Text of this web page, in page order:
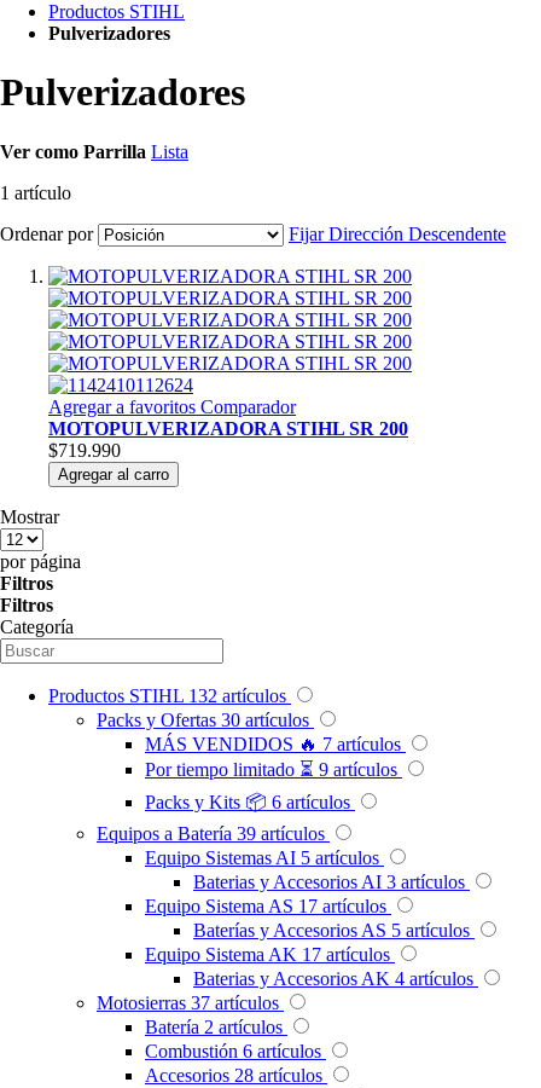
Productos STIHL
Pulverizadores
Pulverizadores
Ver como Parrilla Lista
1 artículo
Ordenar por
Fijar Dirección Descendente
Agregar a favoritos Comparador
MOTOPULVERIZADORA STIHL SR 200
$719.990
Agregar al carro
Mostrar
por página
Filtros
Filtros
Categoría
Productos STIHL 132 artículos
Packs y Ofertas 30 artículos
MÁS VENDIDOS 🔥 7 artículos
Por tiempo limitado ⏳ 9 artículos
Packs y Kits 📦 6 artículos
Equipos a Batería 39 artículos
Equipo Sistemas AI 5 artículos
Baterias y Accesorios AI 3 artículos
Equipo Sistema AS 17 artículos
Baterías y Accesorios AS 5 artículos
Equipo Sistema AK 17 artículos
Baterias y Accesorios AK 4 artículos
Motosierras 37 artículos
Batería 2 artículos
Combustión 6 artículos
Accesorios 28 artículos